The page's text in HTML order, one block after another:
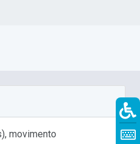
movimento